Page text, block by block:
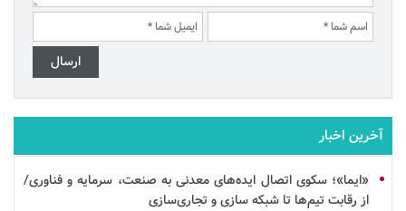
آخرین اخبار
«ایما»؛ سکوی اتصال ایده‌های معدنی به صنعت، سرمایهو فناوری/
از رقابت تیم‌ها تا شبکه سازیو تجاری‌سازی